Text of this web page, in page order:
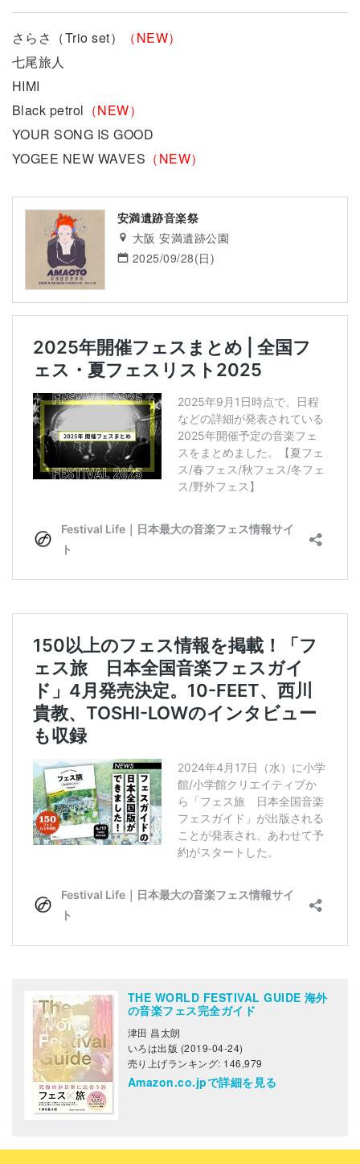
さらさ（Trio set）
（NEW）
七尾旅人
HIMI
Black petrol （NEW）
YOUR SONG IS GOOD
YOGEE NEW WAVES （NEW）
安満遺跡音楽祭
大阪 安満遺跡公園
2025/09/28(日)
THE WORLD FESTIVAL GUIDE 海外
の音楽フェス完全ガイド
津田 昌太朗
いろは出版 (2019-04-24)
売り上げランキング: 146,979
Amazon.co.jpで詳細を見る